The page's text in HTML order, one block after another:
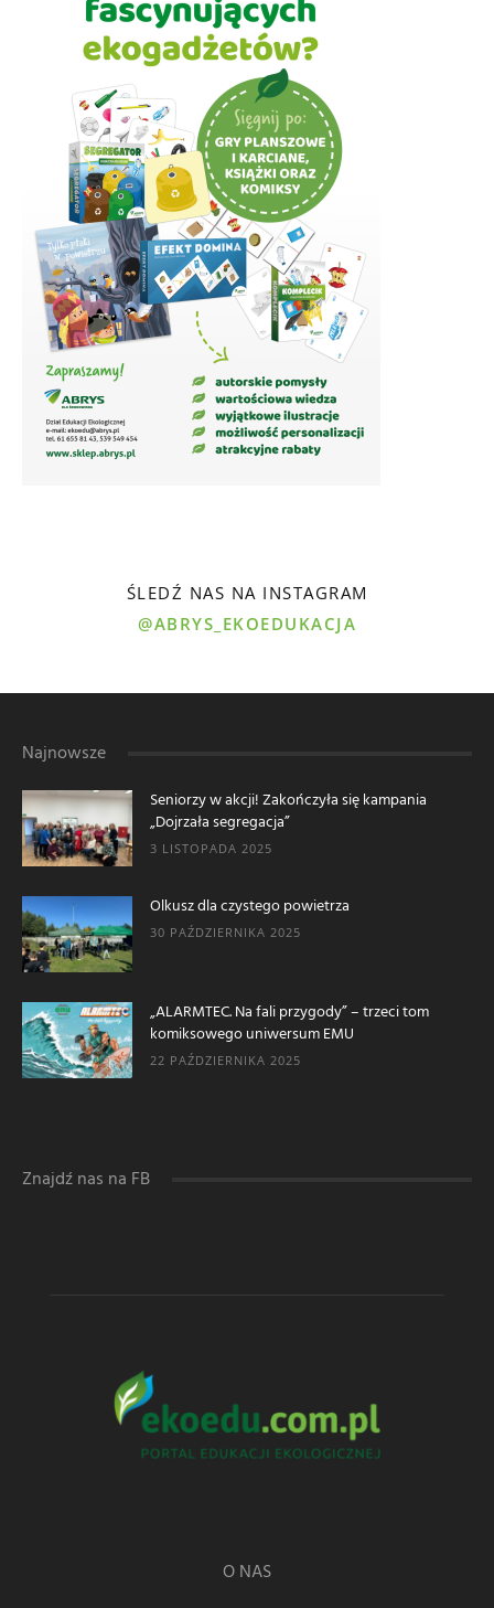
ŚLEDŹ NAS NA INSTAGRAM
@ABRYS_EKOEDUKACJA
Najnowsze
Seniorzy w akcji! Zakończyła się kampania
„Dojrzała segregacja”
3 LISTOPADA 2025
Olkusz dla czystego powietrza
30 PAŹDZIERNIKA 2025
„ALARMTEC. Na fali przygody” – trzeci tom
komiksowego uniwersum EMU
22 PAŹDZIERNIKA 2025
Znajdź nas na FB
O NAS